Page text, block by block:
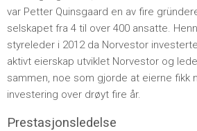
var Petter Quinsgaard en av fire
selskapet fra 4 til over 400 ansatte.
styreleder i 2012 da Norvestor
aktivt eierskap utviklet Norvestor og
sammen, noe som gjorde at eierne fikk
investering over drøyt fire år.
Prestasjonsledelse